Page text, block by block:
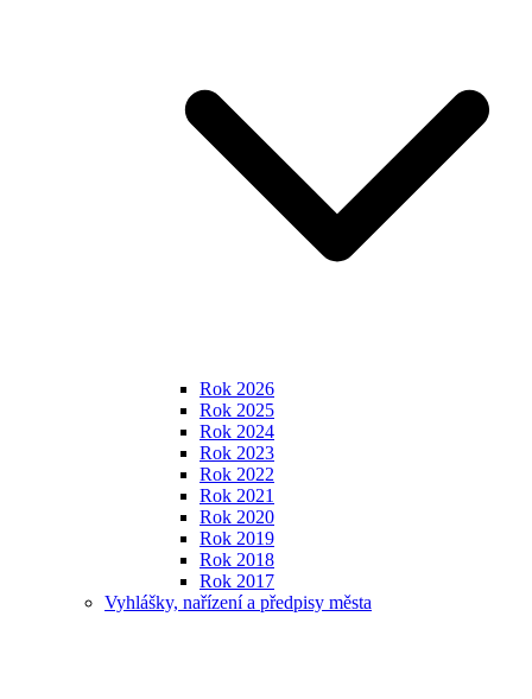
Rok 2026
Rok 2025
Rok 2024
Rok 2023
Rok 2022
Rok 2021
Rok 2020
Rok 2019
Rok 2018
Rok 2017
Vyhlášky, nařízení a předpisy města